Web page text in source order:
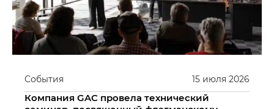
15 июля 2026
События
Компания GAC провела технический